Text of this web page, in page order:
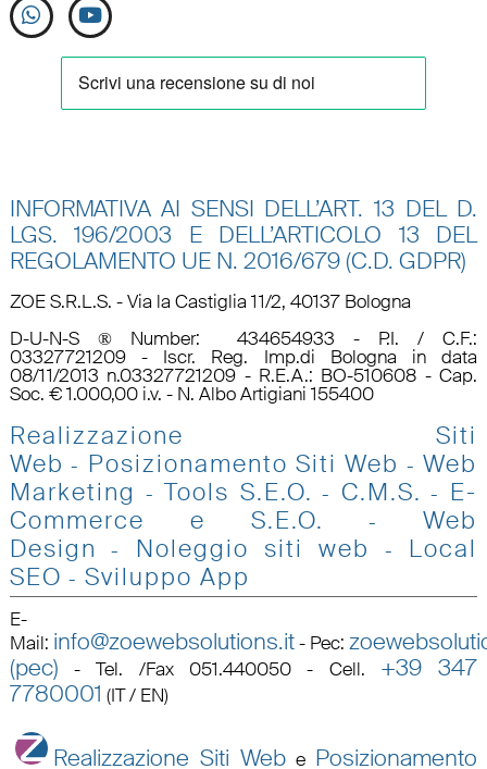
INFORMATIVA AI SENSI DELL’ART. 13 DEL D.
LGS. 196/2003 E DELL’ARTICOLO 13 DEL
REGOLAMENTO UE N. 2016/679 (C.D. GDPR)
ZOE S.R.L.S. - Via la Castiglia 11/2, 40137 Bologna
D-U-N-S ® Number: 434654933 - P.I. / C.F.:
03327721209 - Iscr. Reg. Imp.di Bologna in data
08/11/2013 n.03327721209 - R.E.A.: BO-510608 - Cap.
Soc. € 1.000,00 i.v. - N. Albo Artigiani 155400
Realizzazione Siti
Web - Posizionamento Siti Web -Web
Marketing - Tools S.E.O. - C.M.S. - E-
Commerce e S.E.O.
-Web
Design
- Noleggio siti web - Local
SEO - Sviluppo App
E-
Mail: info@zoewebsolutions.it- Pec:
(pec) -Tel. /Fax 051.440050 - Cell. +39 347
7780001 (IT / EN)
Realizzazione Siti Web e Posizionamento